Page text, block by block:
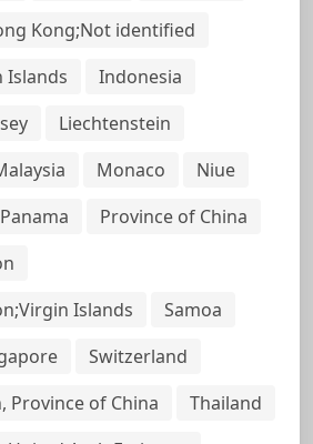
Kong;Not identified
Islands
Indonesia
Liechtenstein
Monaco
Niue
Panama
Province of China
Islands
Samoa
Switzerland
Province of China
Thailand